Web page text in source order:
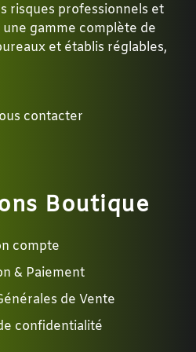
risques professionnels et
gamme complète de
et établis réglables,
contacter
Boutique
compte
& Paiement
de Vente
confidentialité